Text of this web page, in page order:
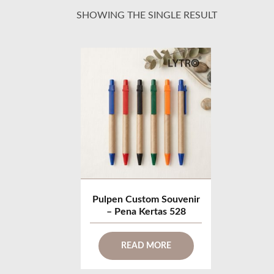
SHOWING THE SINGLE RESULT
Pulpen Custom Souvenir
– Pena Kertas 528
READ MORE